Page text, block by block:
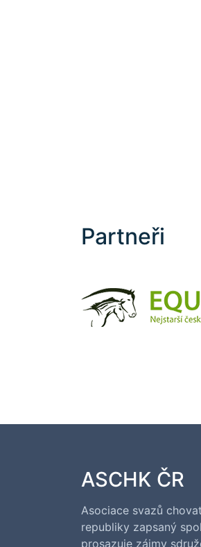
Partneři
ASCHK ČR
Asociace svazů
republiky zapsaný
prosazuje zájmy